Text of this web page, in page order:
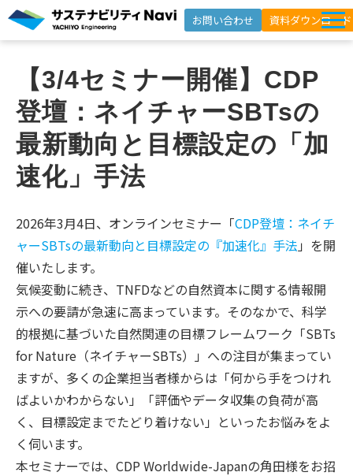
お問い合わせ 資料ダウンロード
選ばれる理由
支援事例
セミナー
ニュースレター登録
【3/4セミナー開催】CDP
登壇：ネイチャーSBTsの
最新動向と目標設定の「加
速化」手法
2026年3月4日、オンラインセミナー「CDP登壇：ネイチ
ャーSBTsの最新動向と目標設定の『加速化』手法 」を開
催いたします。
気候変動に続き、TNFDなどの自然資本に関する情報開
示への要請が急速に高まっています。そのなかで、科学
的根拠に基づいた自然関連の目標フレームワーク「SBTs
for Nature（ネイチャーSBTs）」への注目が集まってい
ますが、多くの企業担当者様からは「何から手をつけれ
ばよいかわからない」「評価やデータ収集の負荷が高
く、目標設定までたどり着けない」といったお悩みをよ
く伺います。
本セミナーでは、CDP Worldwide-Japanの角田様をお招